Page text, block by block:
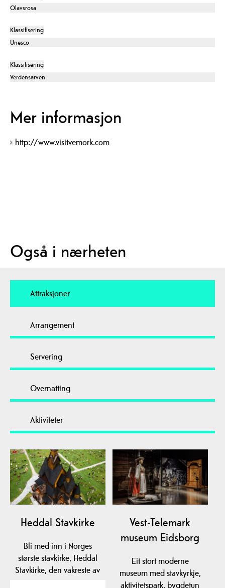
Olavsrosa
Klassifisering
Unesco
Klassifisering
Verdensarven
Mer informasjon
http://www.visitvemork.com
Også i nærheten
Attraksjoner
Arrangement
Servering
Overnatting
Aktiviteter
Heddal Stavkirke
Bli med inn i Norges
største stavkirke, Heddal
Stavkirke, den vakreste av
Vest-Telemark
museum Eidsborg
Eit stort moderne
museum med stavkyrkje,
aktivitetspark, bygdetun